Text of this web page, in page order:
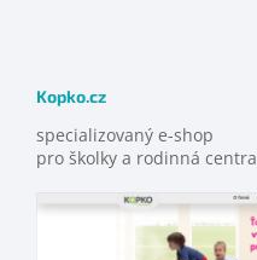
Kopko.cz
specializovaný e-shop
pro školky a rodinná centra